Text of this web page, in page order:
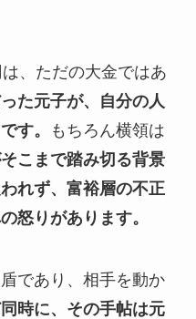
、ただの大金ではあ
た元子が、自分の人
す。
もちろん横領は
こまで踏み切る背景
れず、富裕層の不正
怒りがあります。
であり、相手を動か
時に、その手帖は元